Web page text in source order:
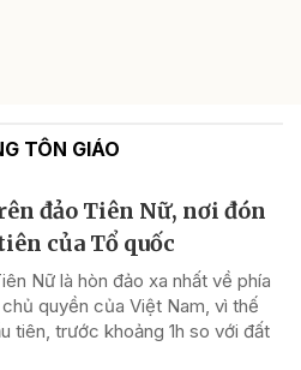
TÔN GIÁO
đảo Tiên Nữ, nơi đón
của Tổ quốc
Nữ là hòn đảo xa nhất về phía
quyền của Việt Nam, vì thế
tiên, trước khoảng 1h so với đất